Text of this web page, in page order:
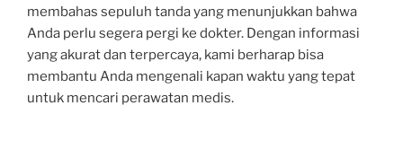
membahas sepuluh tanda yang menunjukkan bahwa
Anda perlu segera pergi ke dokter. Dengan informasi
yang akurat dan terpercaya, kami berharap bisa
membantu Anda mengenali kapan waktu yang tepat
untuk mencari perawatan medis.